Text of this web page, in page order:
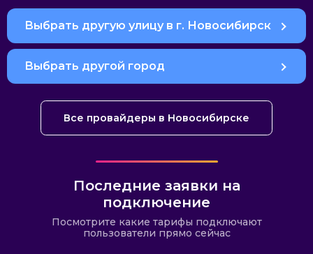
Выбрать другую улицу в г. Новосибирск
Выбрать другой город
Все провайдеры в Новосибирске
Последние заявки на
подключение
Посмотрите какие тарифы подключают
пользователи прямо сейчас